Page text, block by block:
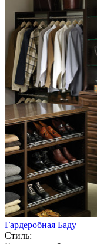
Гардеробная Баду
Стиль: